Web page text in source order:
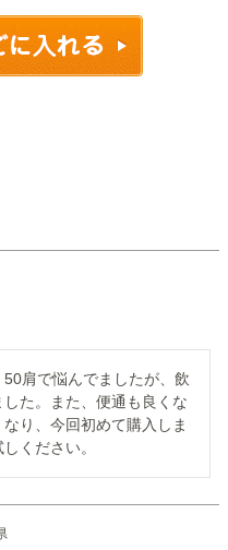
肩で悩んでましたが、飲
た。また、便通も良くな
り、今回初めて購入しま
ください。